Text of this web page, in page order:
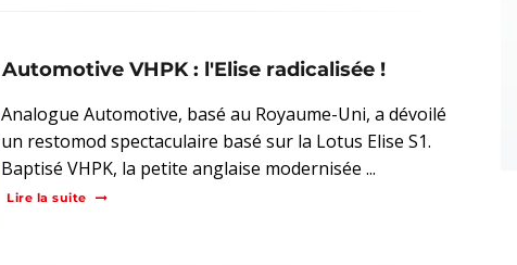
VHPK : l'Elise radicalisée !
Analogue Automotive, basé au Royaume-Uni, a dévoilé
un restomod spectaculaire basé sur la Lotus Elise S1.
Baptisé VHPK, la petite anglaise modernisée ...
Lire la suite